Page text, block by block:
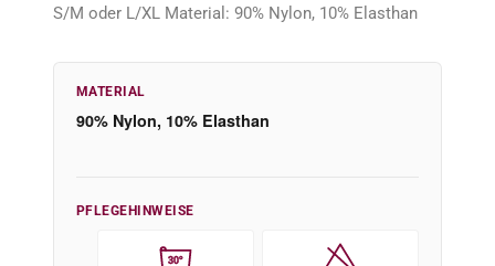
S/M oder L/XL Material: 90% Nylon, 10% Elasthan
MATERIAL
90% Nylon, 10% Elasthan
PFLEGEHINWEISE
30°